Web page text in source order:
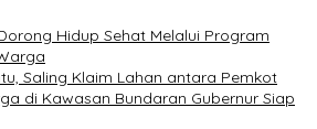
Hidup Sehat Melalui Program
Saling Klaim Lahan antara Pemkot
di Kawasan Bundaran Gubernur Siap